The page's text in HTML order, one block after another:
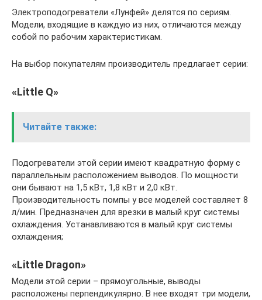
Электроподогреватели «Лунфей» делятся по сериям.
Модели, входящие в каждую из них, отличаются между
собой по рабочим характеристикам.
На выбор покупателям производитель предлагает серии:
«Little Q»
Читайте также:
Подогреватели этой серии имеют квадратную форму с
параллельным расположением выводов. По мощности
они бывают на 1,5 кВт, 1,8 кВт и 2,0 кВт.
Производительность помпы у все моделей составляет 8
л/мин. Предназначен для врезки в малый круг системы
охлаждения. Устанавливаются в малый круг системы
охлаждения;
«Little Dragon»
Модели этой серии – прямоугольные, выводы
расположены перпендикулярно. В нее входят три модели,